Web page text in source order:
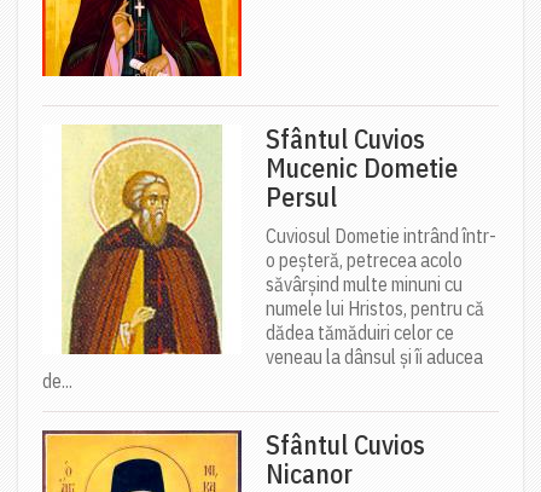
Sfântul Cuvios
Mucenic Dometie
Persul
Cuviosul Dometie intrând într-
o peșteră, petrecea acolo
săvârșind multe minuni cu
numele lui Hristos, pentru că
dădea tămăduiri celor ce
veneau la dânsul și îi aducea
de...
Sfântul Cuvios
Nicanor